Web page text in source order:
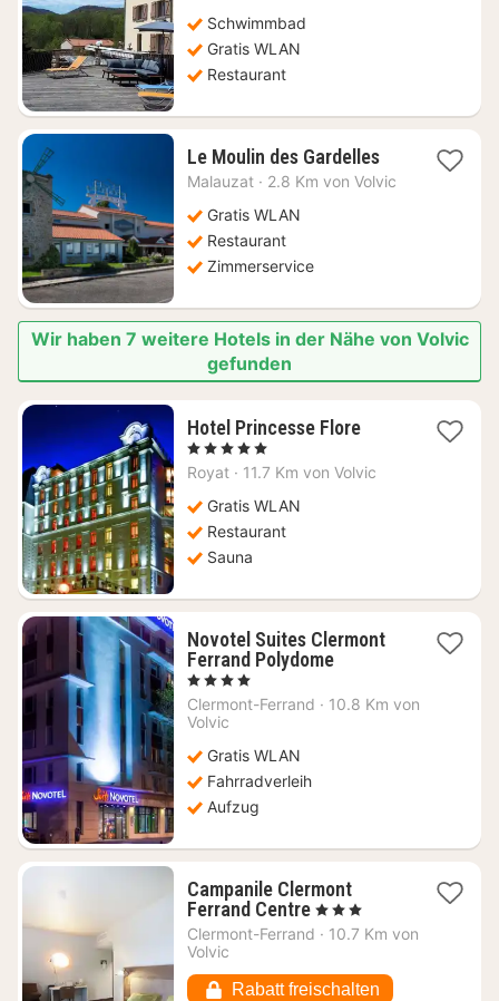
Schwimmbad
Gratis WLAN
Restaurant
Le Moulin des Gardelles1
Nacht
Malauzat · 2.8 Km von Volvic
Gratis WLAN
Restaurant
Zimmerservice
Wir haben 7 weitere Hotels in der Nähe von Volvic
gefunden
Hotel Princesse Flore1
ab
, 5 Sterne
Royat · 11.7 Km von Volvic
Gratis WLAN
Restaurant
Sauna
Novotel Suites Clermont
Ferrand Polydome1
ab
, 4 Sterne
Clermont-Ferrand · 10.8 Km von
Volvic
Gratis WLAN
Fahrradverleih
Aufzug
Campanile Clermont
Ferrand Centre1
Nacht
€
, 3 Sterne
Clermont-Ferrand · 10.7 Km von
Volvic
Rabatt freischalten